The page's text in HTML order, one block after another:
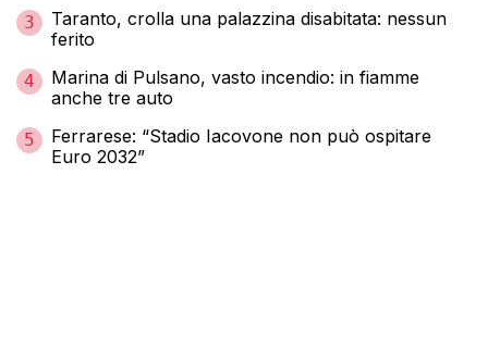
3
Taranto, crolla una palazzina disabitata: nessun
ferito
4
Marina di Pulsano, vasto incendio: in fiamme
anche tre auto
5
Ferrarese: “Stadio Iacovone non può ospitare
Euro 2032”